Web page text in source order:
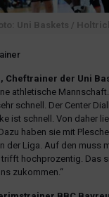
Uni Baskets /
Cheftrainer der Uni
athletische
schnell. Der Center
ist schnell. Von daher
haben sie mit
der Liga. Auf den muss
hochprozentig. Das
zukommen.“